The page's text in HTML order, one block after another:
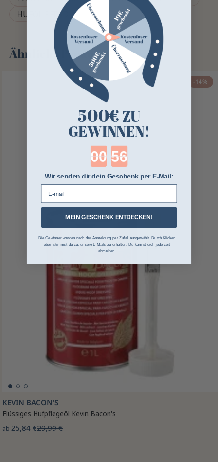
HUFÖL PFERD
Ähnliche Produkte
-14%
KEVIN BACON'S
Flüssiges Hufpflegeöl Kevin Bacon's
ab 25,84 €29,99 €
500€ ZU
GEWINNEN!
Countdown ends in:
Wir senden dir dein Geschenk per E-Mail:
MEIN GESCHENK ENTDECKEN!
Die Gewinner werden nach der Anmeldung per Zufall ausgewählt. Durch Klicken
oben stimmst du zu, unsere E-Mails zu erhalten. Du kannst dich jederzeit
abmelden.